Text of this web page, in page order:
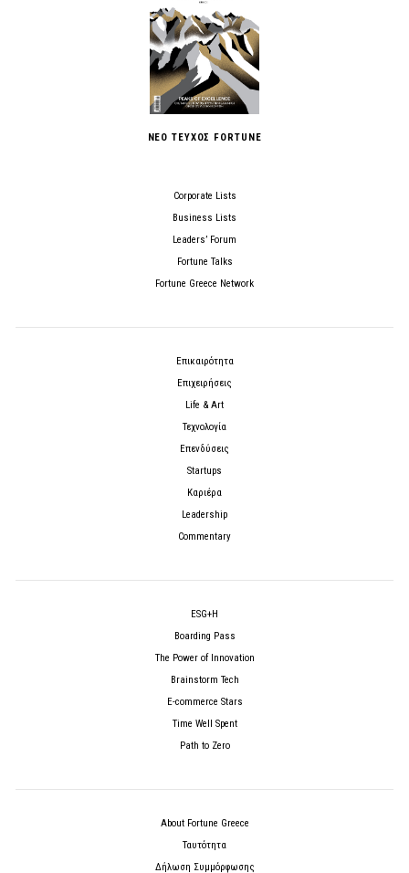
ΝΕΟ ΤΕΥΧΟΣ FORTUNE
Corporate Lists
Business Lists
Leaders’ Forum
Fortune Talks
Fortune Greece Network
Επικαιρότητα
Επιχειρήσεις
Life & Art
Τεχνολογία
Επενδύσεις
Startups
Καριέρα
Leadership
Commentary
ESG+H
Boarding Pass
The Power of Innovation
Brainstorm Tech
E-commerce Stars
Time Well Spent
Path to Zero
About Fortune Greece
Ταυτότητα
Δήλωση Συμμόρφωσης